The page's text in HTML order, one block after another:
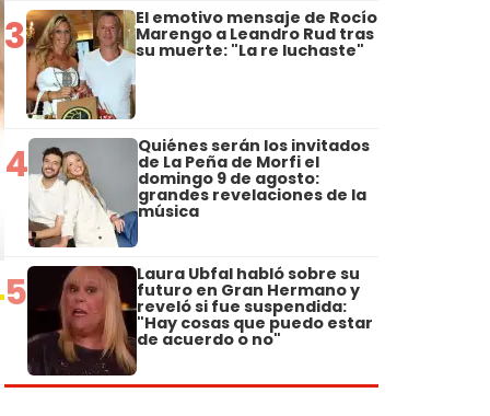
3 El emotivo mensaje de Rocío
Marengo a Leandro Rud tras
su muerte: "La re luchaste"
4 Quiénes serán los invitados
de La Peña de Morfi el
domingo 9 de agosto:
grandes revelaciones de la
música
5 Laura Ubfal habló sobre su
futuro en Gran Hermano y
reveló si fue suspendida:
"Hay cosas que puedo estar
de acuerdo o no"